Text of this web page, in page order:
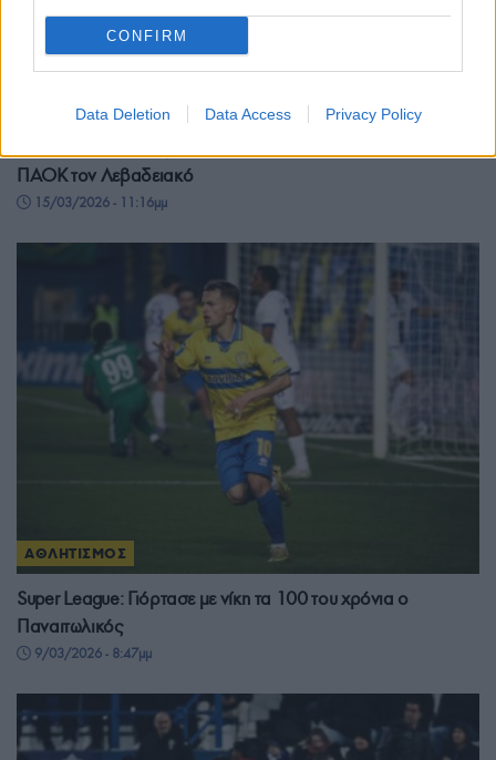
CONFIRM
Data Deletion Data Access Privacy Policy
ΠΑΟΚ τον Λεβαδειακό
15/03/2026 - 11:16μμ
ΑΘΛΗΤΙΣΜΟΣ
Super League: Γιόρτασε με νίκη τα 100 του χρόνια ο
Παναιτωλικός
9/03/2026 - 8:47μμ